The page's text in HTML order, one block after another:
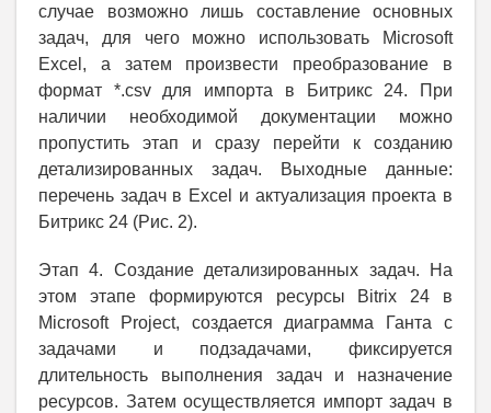
случае возможно лишь составление основных
задач, для чего можно использовать Microsoft
Excel, а затем произвести преобразование в
формат *.csv для импорта в Битрикс 24. При
наличии необходимой документации можно
пропустить этап и сразу перейти к созданию
детализированных задач. Выходные данные:
перечень задач в Excel и актуализация проекта в
Битрикс 24 (Рис. 2).
Этап 4. Создание детализированных задач. На
этом этапе формируются ресурсы Bitrix 24 в
Microsoft Project, создается диаграмма Ганта с
задачами и подзадачами, фиксируется
длительность выполнения задач и назначение
ресурсов. Затем осуществляется импорт задач в